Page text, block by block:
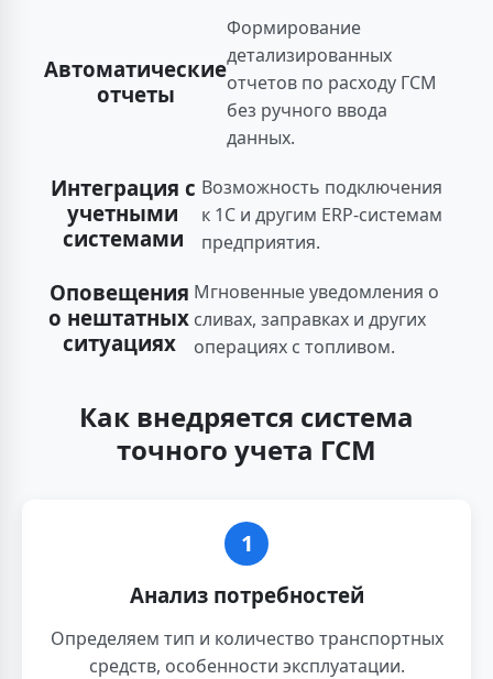
Автоматические
отчеты
Формирование
детализированных
отчетов по расходу ГСМ
без ручного ввода
данных.
Интеграция с
учетными
системами
Возможность подключения
к 1С и другим ERP-системам
предприятия.
Оповещения
о нештатных
ситуациях
Мгновенные уведомления о
сливах, заправках и других
операциях с топливом.
Как внедряется система
точного учета ГСМ
1
Анализ потребностей
Определяем тип и количество транспортных
средств, особенности эксплуатации.